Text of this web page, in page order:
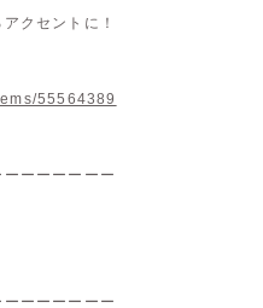
クセントに！
55564389
ーーーーーー
ーーーーーー